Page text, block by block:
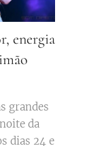
energia
grandes
da
dias 24 e